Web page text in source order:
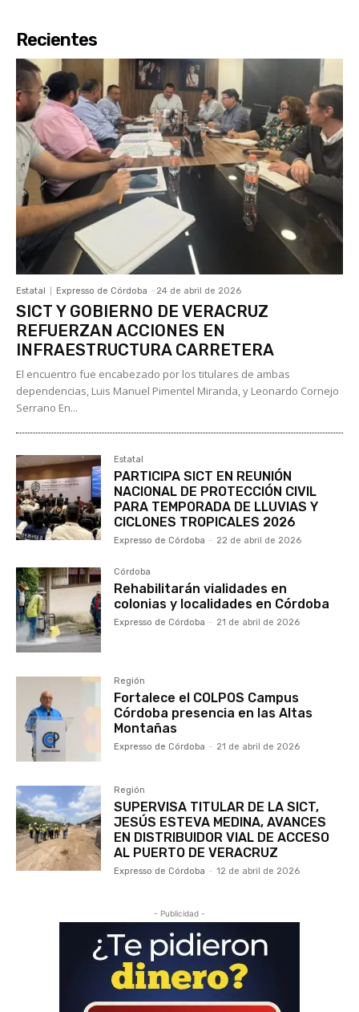
Recientes
Estatal Expresso de Córdoba - 24 de abril de 2026
SICT Y GOBIERNO DE VERACRUZ
REFUERZAN ACCIONES EN
INFRAESTRUCTURA CARRETERA
El encuentro fue encabezado por los titulares de ambas
dependencias, Luis Manuel Pimentel Miranda, y Leonardo Cornejo
Serrano En...
Estatal
PARTICIPA SICT EN REUNIÓN
NACIONAL DE PROTECCIÓN CIVIL
PARA TEMPORADA DE LLUVIAS Y
CICLONES TROPICALES 2026
Expresso de Córdoba - 22 de abril de 2026
Córdoba
Rehabilitarán vialidades en
colonias y localidades en Córdoba
Expresso de Córdoba - 21 de abril de 2026
Región
Fortalece el COLPOS Campus
Córdoba presencia en las Altas
Montañas
Expresso de Córdoba - 21 de abril de 2026
Región
SUPERVISA TITULAR DE LA SICT,
JESÚS ESTEVA MEDINA, AVANCES
EN DISTRIBUIDOR VIAL DE ACCESO
AL PUERTO DE VERACRUZ
Expresso de Córdoba - 12 de abril de 2026
- Publicidad -